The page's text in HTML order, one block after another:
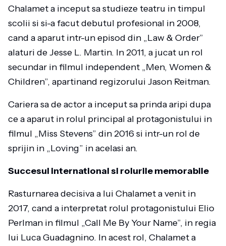
Chalamet a inceput sa studieze teatru in timpul
scolii si si-a facut debutul profesional in 2008,
cand a aparut intr-un episod din „Law & Order”
alaturi de Jesse L. Martin. In 2011, a jucat un rol
secundar in filmul independent „Men, Women &
Children”, apartinand regizorului Jason Reitman.
Cariera sa de actor a inceput sa prinda aripi dupa
ce a aparut in rolul principal al protagonistului in
filmul „Miss Stevens” din 2016 si intr-un rol de
sprijin in „Loving” in acelasi an.
Succesul international si rolurile memorabile
Rasturnarea decisiva a lui Chalamet a venit in
2017, cand a interpretat rolul protagonistului Elio
Perlman in filmul „Call Me By Your Name”, in regia
lui Luca Guadagnino. In acest rol, Chalamet a